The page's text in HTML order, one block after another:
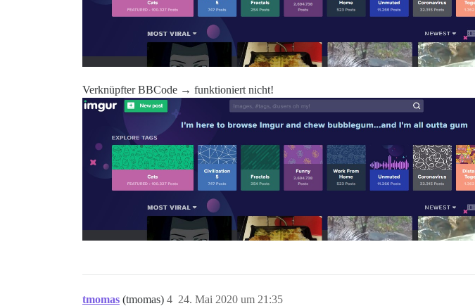
Verknüpfter BBCode → funktioniert nicht!
tmomas (tmomas) 24. Mai 2020 um 21:35
4